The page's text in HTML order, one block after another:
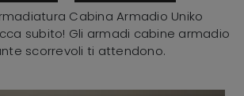
Cabina Armadio Uniko
subito! Gli armadi cabine armadio
scorrevoli ti attendono.